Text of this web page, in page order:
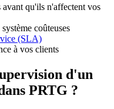
avant qu'ils n'affectent vos
coûteuses
(SLA)
à vos clients
d'un
PRTG ?